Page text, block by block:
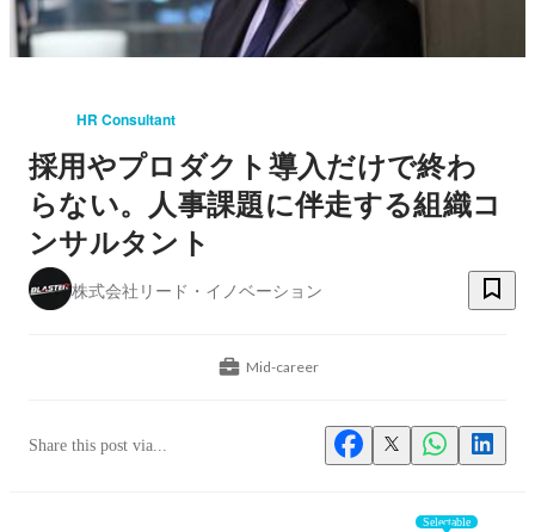
HR Consultant
採用やプロダクト導入だけで終わ
らない。人事課題に伴走する組織コ
ンサルタント
株式会社リード・イノベーション
Mid-career
Share this post via...
Selectable